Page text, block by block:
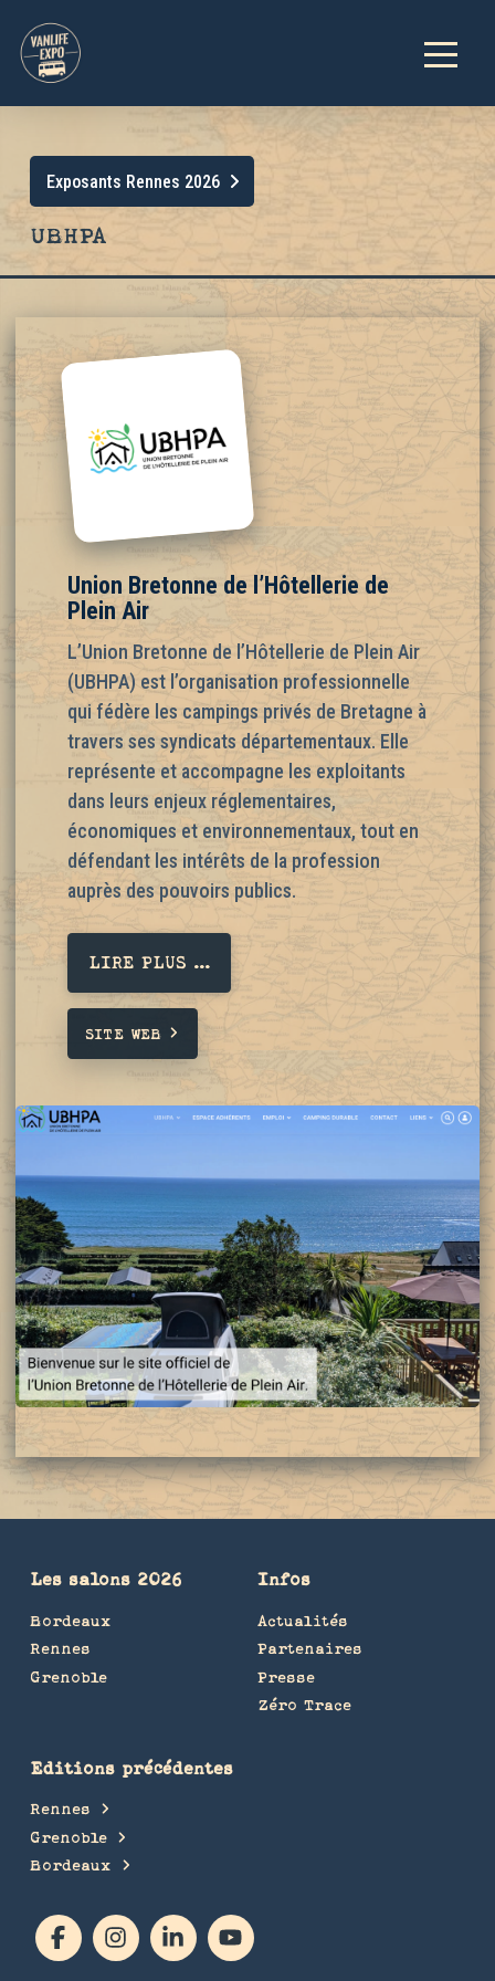
Exposants Rennes 2026
UBHPA
Union Bretonne de l’Hôtellerie de
Plein Air
L’Union Bretonne de l’Hôtellerie de Plein Air
(UBHPA) est l’organisation professionnelle
qui fédère les campings privés de Bretagne à
travers ses syndicats départementaux. Elle
représente et accompagne les exploitants
dans leurs enjeux réglementaires,
économiques et environnementaux, tout en
défendant les intérêts de la profession
auprès des pouvoirs publics.
LIRE PLUS ...
SITE WEB
Les salons 2026
Bordeaux
Rennes
Grenoble
Infos
Actualités
Partenaires
Presse
Zéro Trace
Editions précédentes
Rennes
Grenoble
Bordeaux